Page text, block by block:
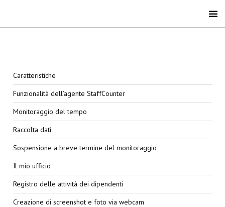
Caratteristiche
Funzionalità dell’agente StaffCounter
Monitoraggio del tempo
Raccolta dati
Sospensione a breve termine del monitoraggio
Il mio ufficio
Registro delle attività dei dipendenti
Creazione di screenshot e foto via webcam